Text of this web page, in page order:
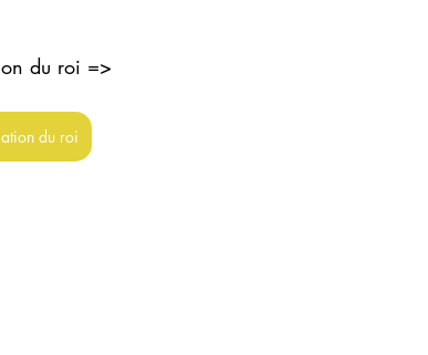
du roi =>
du roi